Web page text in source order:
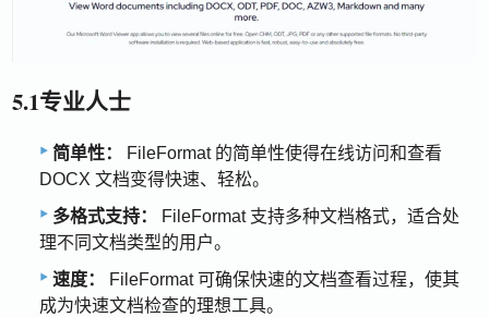
5.1专业人士
简单性：
FileFormat 的简单性使得在线访问和查看
DOCX 文档变得快速、轻松。
多格式支持：
FileFormat 支持多种文档格式，适合处
理不同文档类型的用户。
速度：
FileFormat 可确保快速的文档查看过程，使其
成为快速文档检查的理想工具。